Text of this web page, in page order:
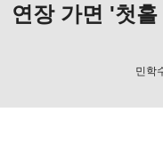
연장 가면 '첫
민학